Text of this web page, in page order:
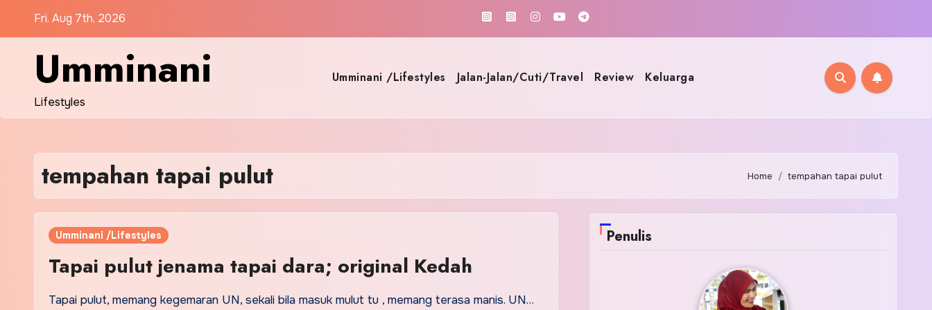
Fri. Aug 7th, 2026
Umminani
Lifestyles
Umminani /Lifestyles Jalan-Jalan/Cuti/Travel Review Keluarga
tempahan tapai pulut Home tempahan tapai pulut
Umminani /Lifestyles
Tapai pulut jenama tapai dara; original Kedah
Tapai pulut, memang kegemaran UN, sekali bila masuk mulut tu , memang terasa manis. UN…
Penulis